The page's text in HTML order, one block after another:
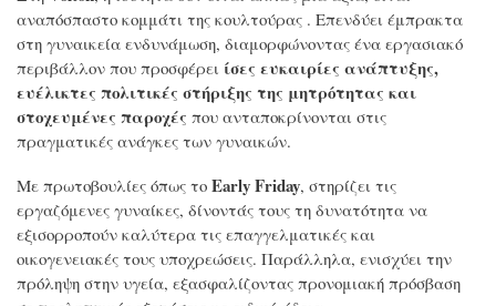
αναπόσπαστο κομμάτι της κουλτούρας . Επενδύει έμπρακτα
στη γυναικεία ενδυνάμωση, διαμορφώνοντας ένα εργασιακό
περιβάλλον που προσφέρει ίσες ευκαιρίες ανάπτυξης,
ευέλικτες πολιτικές στήριξης της μητρότητας και
στοχευμένες παροχές που ανταποκρίνονται στις
πραγματικές ανάγκες των γυναικών.
Με πρωτοβουλίες όπως το Early Friday, στηρίζει τις
εργαζόμενες γυναίκες, δίνοντάς τους τη δυνατότητα να
εξισορροπούν καλύτερα τις επαγγελματικές και
οικογενειακές τους υποχρεώσεις. Παράλληλα, ενισχύει την
πρόληψη στην υγεία, εξασφαλίζοντας προνομιακή πρόσβαση